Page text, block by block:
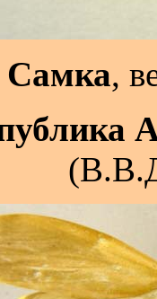
Самка,